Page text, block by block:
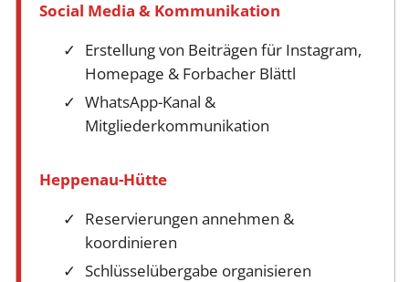
Social Media & Kommunikation
Erstellung von Beiträgen für Instagram,
Homepage & Forbacher Blättl
WhatsApp-Kanal &
Mitgliederkommunikation
Heppenau-Hütte
Reservierungen annehmen &
koordinieren
Schlüsselübergabe organisieren